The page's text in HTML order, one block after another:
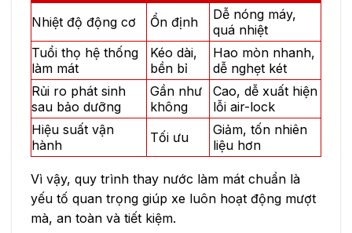
Nhiệt độ động cơ Ổn định
Dễ nóng máy,
quá nhiệt
Tuổi thọ hệ thống
làm mát
Kéo dài,
bền bỉ
Hao mòn nhanh,
dễ nghẹt két
Rủi ro phát sinh
sau bảo dưỡng
Gần như
không
Cao, dễ xuất hiện
lỗi air-lock
Hiệu suất vận
hành
Tối ưu
Giảm, tốn nhiên
liệu hơn
Vì vậy, quy trình thay nước làm mát chuẩn là
yếu tố quan trọng giúp xe luôn hoạt động mượt
mà, an toàn và tiết kiệm.